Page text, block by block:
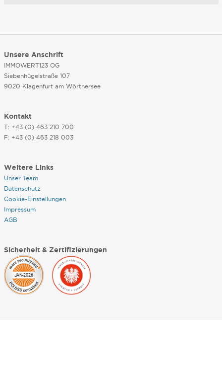
Unsere Anschrift
IMMOWERT123 OG
Siebenhügelstraße 107
9020 Klagenfurt am Wörthersee
Kontakt
T: +43 (0) 463 210 700
F: +43 (0) 463 218 003
Weitere Links
Unser Team
Datenschutz
Cookie-Einstellungen
Impressum
AGB
Sicherheit & Zertifizierungen